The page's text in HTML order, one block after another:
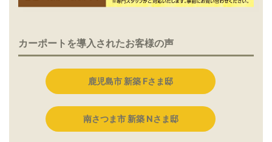
カーポートを導入されたお客様の声
鹿児島市 新築 Fさま邸
南さつま市 新築 Nさま邸